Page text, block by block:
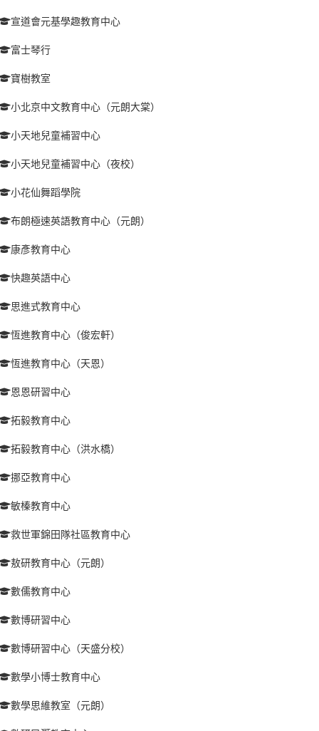
宣道會元基學趣教育中心
富士琴行
寶樹教室
小北京中文教育中心（元朗大棠）
小天地兒童補習中心
小天地兒童補習中心（夜校）
小花仙舞蹈學院
布朗極速英語教育中心（元朗）
康彥教育中心
快趣英語中心
思進式教育中心
恆進教育中心（俊宏軒）
恆進教育中心（天恩）
恩恩研習中心
拓毅教育中心
拓毅教育中心（洪水橋）
挪亞教育中心
敏榛教育中心
救世軍錦田隊社區教育中心
敖研教育中心（元朗）
數儒教育中心
數博研習中心
數博研習中心（天盛分校）
數學小博士教育中心
數學思維教室（元朗）